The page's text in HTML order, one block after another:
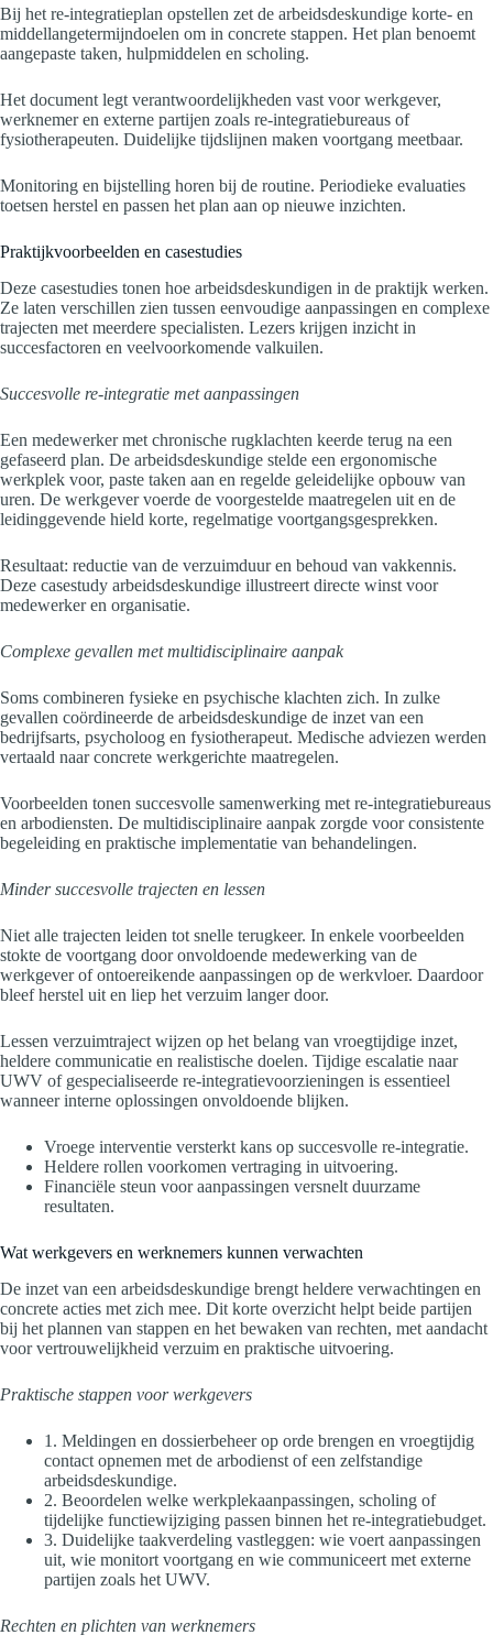
Bij het re-integratieplan opstellen zet de arbeidsdeskundige korte- en
middellangetermijndoelen om in concrete stappen. Het plan benoemt
aangepaste taken, hulpmiddelen en scholing.
Het document legt verantwoordelijkheden vast voor werkgever,
werknemer en externe partijen zoals re-integratiebureaus of
fysiotherapeuten. Duidelijke tijdslijnen maken voortgang meetbaar.
Monitoring en bijstelling horen bij de routine. Periodieke evaluaties
toetsen herstel en passen het plan aan op nieuwe inzichten.
Praktijkvoorbeelden en casestudies
Deze casestudies tonen hoe arbeidsdeskundigen in de praktijk werken.
Ze laten verschillen zien tussen eenvoudige aanpassingen en complexe
trajecten met meerdere specialisten. Lezers krijgen inzicht in
succesfactoren en veelvoorkomende valkuilen.
Succesvolle re-integratie met aanpassingen
Een medewerker met chronische rugklachten keerde terug na een
gefaseerd plan. De arbeidsdeskundige stelde een ergonomische
werkplek voor, paste taken aan en regelde geleidelijke opbouw van
uren. De werkgever voerde de voorgestelde maatregelen uit en de
leidinggevende hield korte, regelmatige voortgangsgesprekken.
Resultaat: reductie van de verzuimduur en behoud van vakkennis.
Deze casestudy arbeidsdeskundige illustreert directe winst voor
medewerker en organisatie.
Complexe gevallen met multidisciplinaire aanpak
Soms combineren fysieke en psychische klachten zich. In zulke
gevallen coördineerde de arbeidsdeskundige de inzet van een
bedrijfsarts, psycholoog en fysiotherapeut. Medische adviezen werden
vertaald naar concrete werkgerichte maatregelen.
Voorbeelden tonen succesvolle samenwerking met re-integratiebureaus
en arbodiensten. De multidisciplinaire aanpak zorgde voor consistente
begeleiding en praktische implementatie van behandelingen.
Minder succesvolle trajecten en lessen
Niet alle trajecten leiden tot snelle terugkeer. In enkele voorbeelden
stokte de voortgang door onvoldoende medewerking van de
werkgever of ontoereikende aanpassingen op de werkvloer. Daardoor
bleef herstel uit en liep het verzuim langer door.
Lessen verzuimtraject wijzen op het belang van vroegtijdige inzet,
heldere communicatie en realistische doelen. Tijdige escalatie naar
UWV of gespecialiseerde re-integratievoorzieningen is essentieel
wanneer interne oplossingen onvoldoende blijken.
Vroege interventie versterkt kans op succesvolle re-integratie.
Heldere rollen voorkomen vertraging in uitvoering.
Financiële steun voor aanpassingen versnelt duurzame
resultaten.
Wat werkgevers en werknemers kunnen verwachten
De inzet van een arbeidsdeskundige brengt heldere verwachtingen en
concrete acties met zich mee. Dit korte overzicht helpt beide partijen
bij het plannen van stappen en het bewaken van rechten, met aandacht
voor vertrouwelijkheid verzuim en praktische uitvoering.
Praktische stappen voor werkgevers
1. Meldingen en dossierbeheer op orde brengen en vroegtijdig
contact opnemen met de arbodienst of een zelfstandige
arbeidsdeskundige.
2. Beoordelen welke werkplekaanpassingen, scholing of
tijdelijke functiewijziging passen binnen het re-integratiebudget.
3. Duidelijke taakverdeling vastleggen: wie voert aanpassingen
uit, wie monitort voortgang en wie communiceert met externe
partijen zoals het UWV.
Rechten en plichten van werknemers